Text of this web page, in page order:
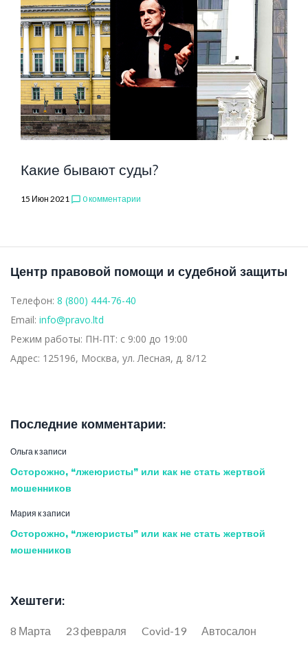
ИНСТАНЦИИ
Какие бывают суды?
15 Июн 2021 chat_bubble_outline 0 комментарии
Центр правовой помощи и судебной защиты
Телефон: 8 (800) 444-76-40
Email: info@pravo.ltd
Режим работы: ПН-ПТ: с 9:00 до 19:00
Адрес: 125196, Москва, ул. Лесная, д. 8/12
Последние комментарии:
Ольга к записи
Осторожно, “лжеюристы” или как не стать жертвой
мошенников
Мария к записи
Осторожно, “лжеюристы” или как не стать жертвой
мошенников
Хештеги:
8 Марта 23 февраля Covid-19 Автосалон